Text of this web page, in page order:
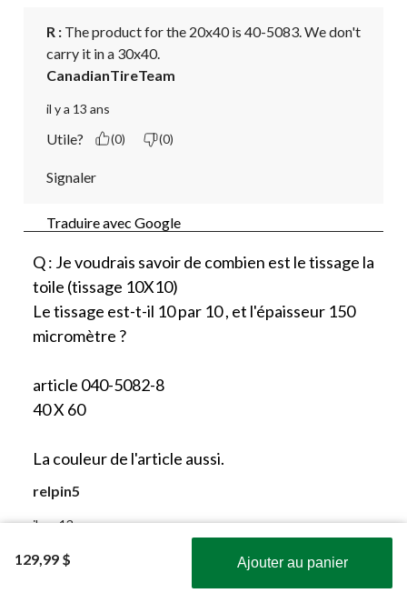
129,99 $ Ajouter au panier
R : The product for the 20x40 is 40-5083. We don't
carry it in a 30x40.
CanadianTireTeam
il y a 13 ans
Utile? (0) (0)
Signaler
Traduire avec Google
Q : Je voudrais savoir de combien est le tissage la
toile (tissage 10X10)
Le tissage est-t-il 10 par 10 , et l'épaisseur 150
micromètre ?
article 040-5082-8
40 X 60
La couleur de l'article aussi.
relpin5
il y a 13 ans
Obtenez les plus récentes offres!